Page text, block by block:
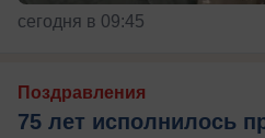
сегодня в 09:45
Поздравления
75 лет исполнилось